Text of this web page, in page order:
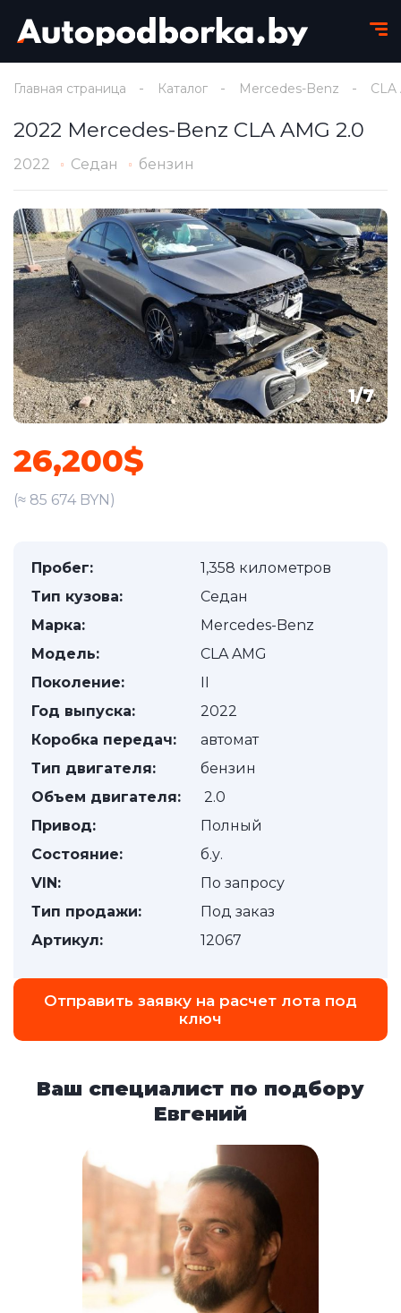
Главная страница Каталог Mercedes-Benz CLA
2022 Mercedes-Benz CLA AMG 2.0
2022 Седан бензин
1/7
26,200$
(≈ 85 674 BYN)
Пробег:
1,358 километров
Тип кузова:
Седан
Марка:
Mercedes-Benz
Модель:
CLA AMG
Поколение:
II
Год выпуска:
2022
Коробка передач:
автомат
Тип двигателя:
бензин
Объем двигателя:
2.0
Привод:
Полный
Состояние:
б.у.
VIN:
По запросу
Тип продажи:
Под заказ
Артикул:
12067
Отправить заявку на расчет лота под
ключ
Ваш специалист по подбору
Евгений